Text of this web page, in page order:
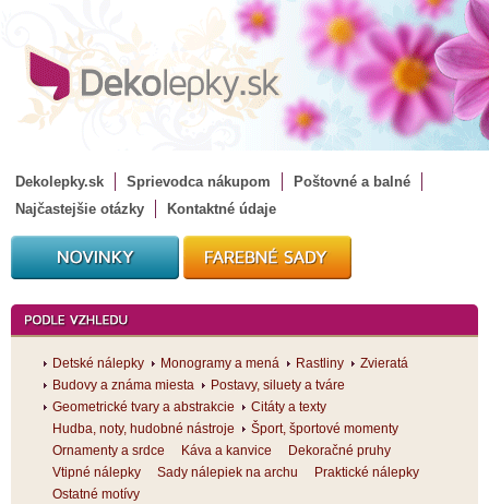
Dekolepky.sk Sprievodca nákupom
Poštovné a balné
Najčastejšie otázky
Kontaktné údaje
Detské nálepky Monogramy a mená Rastliny
Zvieratá
Budovy a známa miesta
Postavy, siluety a tváre
Geometrické tvary a abstrakcie
Citáty a texty
Hudba, noty, hudobné nástroje
Šport, športové momenty
Ornamenty a srdce
Káva a kanvice
Dekoračné pruhy
Vtipné nálepky
Sady nálepiek na archu
Praktické nálepky
Ostatné motívy